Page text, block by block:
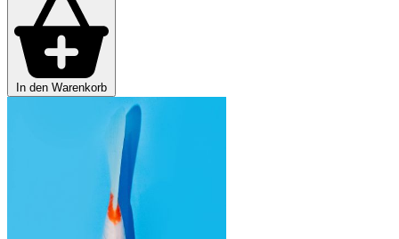
In den Warenkorb